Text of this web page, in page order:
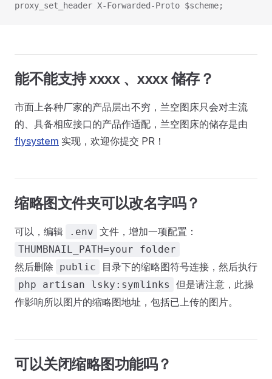
proxy_set_header X-Forwarded-Proto $scheme;
能不能支持 xxxx 、xxxx 储存？
市面上各种厂家的产品层出不穷，兰空图床只会对主流
的、具备相应接口的产品作适配，兰空图床的储存是由
flysystem 实现，欢迎你提交 PR！
缩略图文件夹可以改名字吗？
可以，编辑 .env 文件，增加一项配置：
THUMBNAIL_PATH=your folder
然后删除 public 目录下的缩略图符号连接，然后执行
php artisan lsky:symlinks
但是请注意，此操
作影响所以图片的缩略图地址，包括已上传的图片。
可以关闭缩略图功能吗？